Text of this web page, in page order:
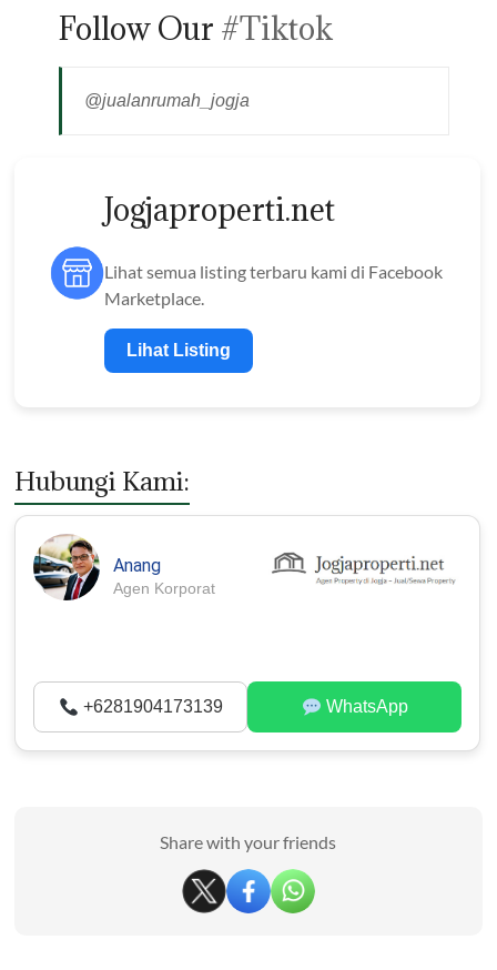
Follow Our #Tiktok
@jualanrumah_jogja
Jogjaproperti.net
Lihat semua listing terbaru kami di Facebook
Marketplace.
Lihat Listing
Hubungi Kami:
Anang
Agen Korporat
+6281904173139 WhatsApp
Share with your friends